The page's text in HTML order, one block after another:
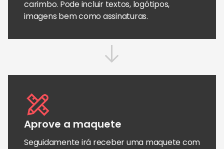
carimbo. Pode incluir textos, logótipos,
imagens bem como assinaturas.
Aprove a maquete
Seguidamente irá receber uma maquete com